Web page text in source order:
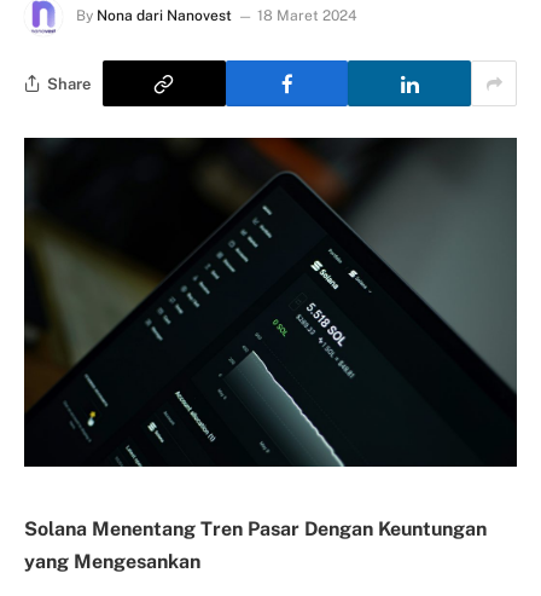
By Nona dari Nanovest 18 Maret 2024
Share
Solana Menentang Tren Pasar Dengan Keuntungan
yang Mengesankan